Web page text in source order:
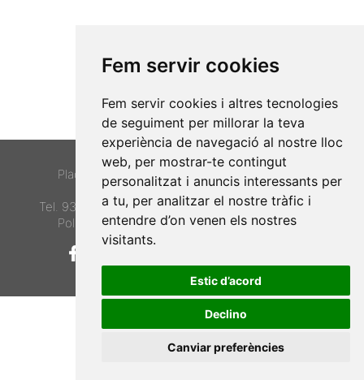
Fem servir cookies
Fem servir cookies i altres tecnologies
de seguiment per millorar la teva
experiència de navegació al nostre lloc
web, per mostrar-te contingut
personalitzat i anuncis interessants per
a tu, per analitzar el nostre tràfic i
entendre d’on venen els nostres
visitants.
Estic d’acord
Declino
Canviar preferències
© Club Tennis Barcino.
Plaça Narcisa Freixas, 2-3. 08022 Barcelona.
Tel. 934170805 |club@tennisbarcino.cat Avís legal
Política privacitat· Política cookies·Contacte
ESP ENG